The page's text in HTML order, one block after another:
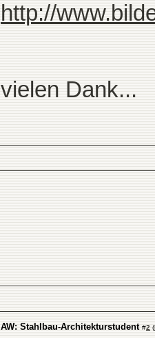
http://
vielen Dank...
AW: Stahlbau-Architekturstudent #2 (